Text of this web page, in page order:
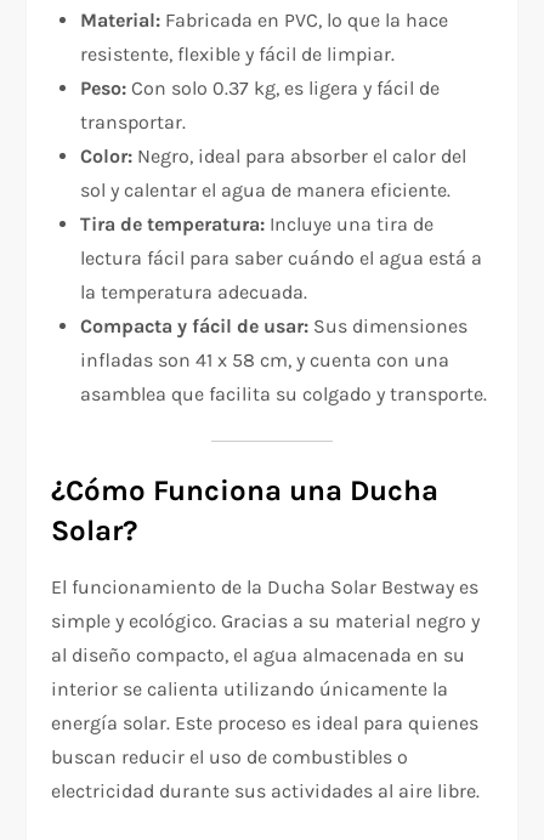
Material: Fabricada en PVC, lo que la hace
resistente, flexible y fácil de limpiar.
Peso: Con solo 0.37 kg, es ligera y fácil de
transportar.
Color: Negro, ideal para absorber el calor del
sol y calentar el agua de manera eficiente.
Tira de temperatura: Incluye una tira de
lectura fácil para saber cuándo el agua está a
la temperatura adecuada.
Compacta y fácil de usar: Sus dimensiones
infladas son 41 x 58 cm, y cuenta con una
asamblea que facilita su colgado y transporte.
¿Cómo Funciona una Ducha
Solar?
El funcionamiento de la Ducha Solar Bestway es
simple y ecológico. Gracias a su material negro y
al diseño compacto, el agua almacenada en su
interior se calienta utilizando únicamente la
energía solar. Este proceso es ideal para quienes
buscan reducir el uso de combustibles o
electricidad durante sus actividades al aire libre.